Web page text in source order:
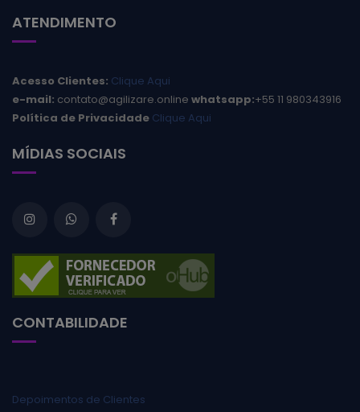
ATENDIMENTO
Acesso Clientes: Clique Aqui
e-mail: contato@agilizare.online whatsapp:+55 11 980343916
Política de Privacidade Clique Aqui
MÍDIAS SOCIAIS
CONTABILIDADE
Depoimentos de Clientes